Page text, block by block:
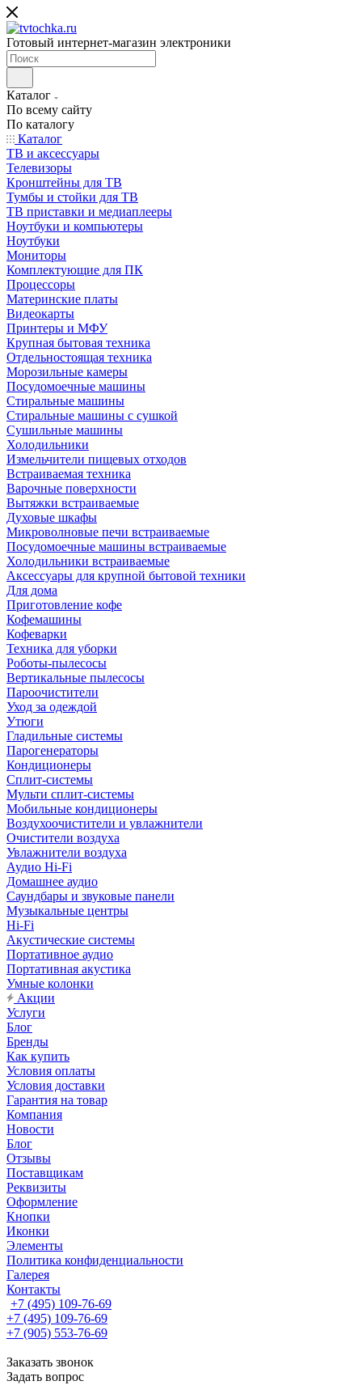
Готовый интернет-магазин электроники
Каталог
По всему сайту
По каталогу
Каталог
ТВ и аксессуары
Телевизоры
Кронштейны для ТВ
Тумбы и стойки для ТВ
ТВ приставки и медиаплееры
Ноутбуки и компьютеры
Ноутбуки
Мониторы
Комплектующие для ПК
Процессоры
Материнские платы
Видеокарты
Принтеры и МФУ
Крупная бытовая техника
Отдельностоящая техника
Морозильные камеры
Посудомоечные машины
Стиральные машины
Стиральные машины с сушкой
Сушильные машины
Холодильники
Измельчители пищевых отходов
Встраиваемая техника
Варочные поверхности
Вытяжки встраиваемые
Духовые шкафы
Микроволновые печи встраиваемые
Посудомоечные машины встраиваемые
Холодильники встраиваемые
Аксессуары для крупной бытовой техники
Для дома
Приготовление кофе
Кофемашины
Кофеварки
Техника для уборки
Роботы-пылесосы
Вертикальные пылесосы
Пароочистители
Уход за одеждой
Утюги
Гладильные системы
Парогенераторы
Кондиционеры
Сплит-системы
Мульти сплит-системы
Мобильные кондиционеры
Воздухоочистители и увлажнители
Очистители воздуха
Увлажнители воздуха
Аудио Hi-Fi
Домашнее аудио
Саундбары и звуковые панели
Музыкальные центры
Hi-Fi
Акустические системы
Портативное аудио
Портативная акустика
Умные колонки
Акции
Услуги
Блог
Бренды
Как купить
Условия оплаты
Условия доставки
Гарантия на товар
Компания
Новости
Блог
Отзывы
Поставщикам
Реквизиты
Оформление
Кнопки
Иконки
Элементы
Политика конфиденциальности
Галерея
Контакты
+7 (495) 109-76-69
+7 (495) 109-76-69
+7 (905) 553-76-69
Заказать звонок
Задать вопрос